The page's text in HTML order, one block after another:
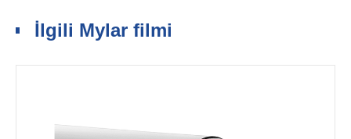
İlgili Mylar filmi